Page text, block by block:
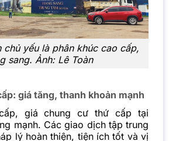
chủ yếu là phân khúc cao cấp,
sang. Ảnh: Lê Toàn
giá tăng, thanh khoản mạnh
giáchung cư thứ cấp tại
mạnh. Các giao dịch tập trung
lý hoàn thiện, tiện ích tốt và vị